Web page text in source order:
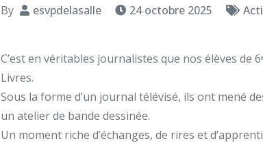
By esvpdelasalle 24 octobre 2025
C’est en véritables journalistes que nos élèves de
Livres.
Sous la forme d’un journal télévisé, ils ont mené
un atelier de bande dessinée.
Un moment riche d’échanges, de rires et